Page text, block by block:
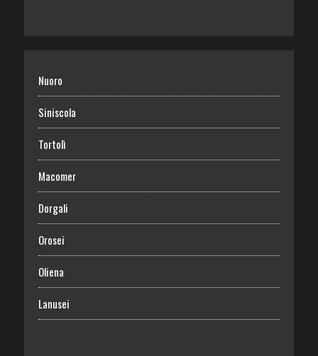
Nuoro
Siniscola
Tortolì
Macomer
Dorgali
Orosei
Oliena
Lanusei